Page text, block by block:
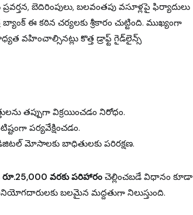
ప్రవర్తన, బెదిరింపులు, బలవంతపు వసూళ్లపై ఫిర్యాదులు
ఈ కఠిన చర్యలకు శ్రీకారం చుట్టింది. ముఖ్యంగా
వహించాల్సినట్లు కొత్త డ్రాఫ్ట్ గైడ్‌లైన్స్
తప్పుగా విక్రయించడం నిరోధం.
పర్యవేక్షించడం.
మోసాలకు బాధితులకు పరిరక్షణ.
రూ.25,000 వరకు పరిహారం చెల్లించబడే విధానం కూడా
బలమైన మద్దతుగా నిలుస్తుంది.